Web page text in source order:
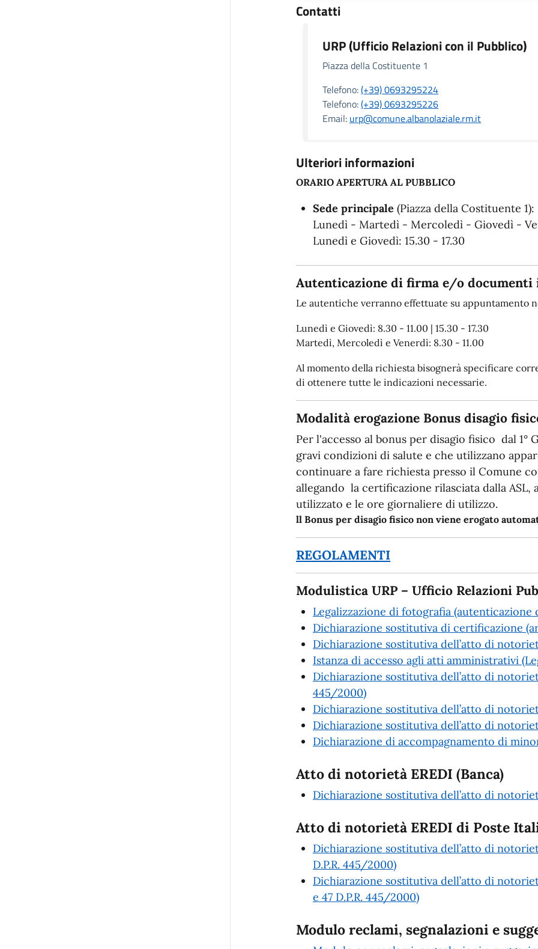
Contatti
URP (Ufficio Relazioni con il Pubblico)
Piazza della Costituente 1
Telefono:(+39) 0693295224
Telefono:(+39) 0693295226
Email: urp@comune.albanolaziale.rm.it
Ulteriori informazioni
ORARIO APERTURA AL PUBBLICO
Sede principale (Piazza della Costituente 1):
Lunedì - Martedì - Mercoledì - Giovedì -
Lunedì e Giovedì: 15.30 - 17.30
Autenticazione di firma e/o documenti
Le autentiche verranno effettuate su appuntamento
Lunedì e Giovedì: 8.30 - 11.00 | 15.30 - 17.30
Martedì, Mercoledì e Venerdì: 8.30 - 11.00
Al momento della richiesta bisognerà specificare
di ottenere tutte le indicazioni necessarie.
Modalità erogazione Bonus disagio
Per l'accesso al bonus per disagio fisico dal 1°
gravi condizioni di salute e che utilizzano
continuare a fare richiesta presso il Comune
allegando la certificazione rilasciata dalla
utilizzato e le ore giornaliere di utilizzo.
ll Bonus per disagio fisico non viene erogato
REGOLAMENTI
Modulistica URP – Ufficio Relazioni
Legalizzazione di fotografia (autenticazione
Dichiarazione sostitutiva di certificazione
Dichiarazione sostitutiva dell’atto di
Istanza di accesso agli atti amministrativi
Dichiarazione sostitutiva dell’atto di
445/2000)
Dichiarazione sostitutiva dell’atto di
Dichiarazione sostitutiva dell’atto di
Dichiarazione di accompagnamento di
Atto di notorietà EREDI (Banca)
Dichiarazione sostitutiva dell’atto di
Atto di notorietà EREDI di Poste
Dichiarazione sostitutiva dell’atto di
D.P.R. 445/2000)
Dichiarazione sostitutiva dell’atto di
e 47 D.P.R. 445/2000)
Modulo reclami, segnalazioni e